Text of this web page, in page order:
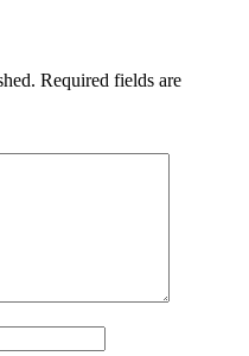
Di
Required fields are